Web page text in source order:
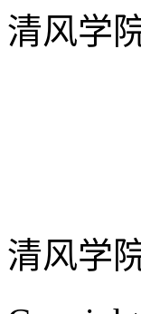
清风学
清风学